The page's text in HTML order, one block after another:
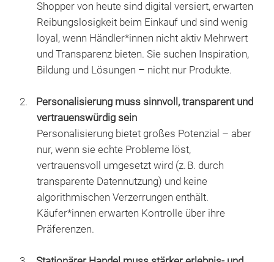
Shopper von heute sind digital versiert, erwarten
Reibungslosigkeit beim Einkauf und sind wenig
loyal, wenn Händler*innen nicht aktiv Mehrwert
und Transparenz bieten. Sie suchen Inspiration,
Bildung und Lösungen – nicht nur Produkte.
Personalisierung muss sinnvoll, transparent und
vertrauenswürdig sein
Personalisierung bietet großes Potenzial – aber
nur, wenn sie echte Probleme löst,
vertrauensvoll umgesetzt wird (z. B. durch
transparente Datennutzung) und keine
algorithmischen Verzerrungen enthält.
Käufer*innen erwarten Kontrolle über ihre
Präferenzen.